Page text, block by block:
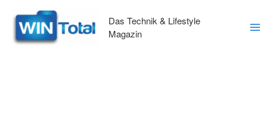
Inhalt
springen
Das Technik & Lifestyle
Magazin